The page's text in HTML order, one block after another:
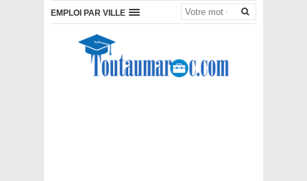
EMPLOI PAR VILLE